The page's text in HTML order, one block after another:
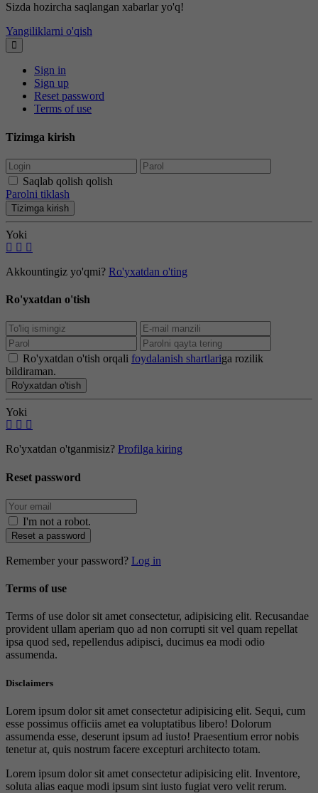
Sizda hozircha saqlangan xabarlar yo'q!
Yangiliklarni o'qish
Sign in
Sign up
Reset password
Terms of use
Tizimga kirish
Saqlab qolish qolish
Parolni tiklash
Tizimga kirish
Yoki
Akkountingiz yo'qmi? Ro'yxatdan o'ting
Ro'yxatdan o'tish
Ro'yxatdan o'tish orqali foydalanish shartlariga rozilik
bildiraman.
Ro'yxatdan o'tish
Yoki
Ro'yxatdan o'tganmisiz? Profilga kiring
Reset password
I'm not a robot.
Reset a password
Remember your password? Log in
Terms of use
Terms of use dolor sit amet consectetur, adipisicing elit. Recusandae
provident ullam aperiam quo ad non corrupti sit vel quam repellat
ipsa quod sed, repellendus adipisci, ducimus ea modi odio
assumenda.
Disclaimers
Lorem ipsum dolor sit amet consectetur adipisicing elit. Sequi, cum
esse possimus officiis amet ea voluptatibus libero! Dolorum
assumenda esse, deserunt ipsum ad iusto! Praesentium error nobis
tenetur at, quis nostrum facere excepturi architecto totam.
Lorem ipsum dolor sit amet consectetur adipisicing elit. Inventore,
soluta alias eaque modi ipsum sint iusto fugiat vero velit rerum.